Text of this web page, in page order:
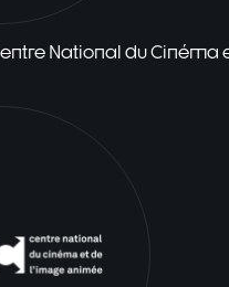
National du